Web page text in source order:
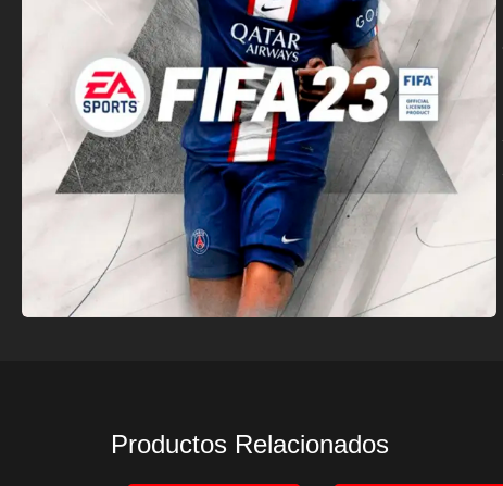
Productos Relacionados